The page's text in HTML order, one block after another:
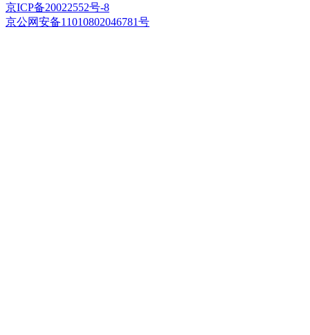
京ICP备20022552号-8
京公网安备11010802046781号